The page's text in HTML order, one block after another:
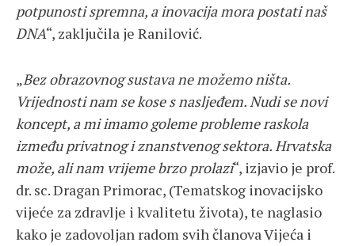
potpunosti spremna, a inovacija mora postati naš
DNA“, zaključila je Ranilović.
„Bez obrazovnog sustava ne možemo ništa.
Vrijednosti nam se kose s nasljeđem. Nudi se novi
koncept, a mi imamo goleme probleme raskola
između privatnog i znanstvenog sektora. Hrvatska
može, ali nam vrijeme brzo prolazi“, izjavio je prof.
dr. sc. Dragan Primorac, (Tematskog inovacijsko
vijeće za zdravlje i kvalitetu života), te naglasio
kako je zadovoljan radom svih članova Vijeća i